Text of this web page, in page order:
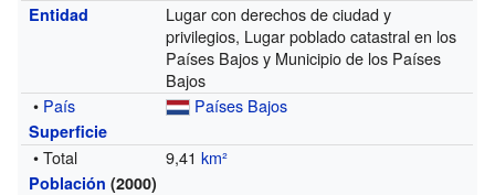
Entidad
Lugar con derechos de ciudad y
privilegios, Lugar poblado catastral en los
Países Bajos y Municipio de los Países
Bajos
• País Países Bajos
Superficie
• Total 9,41km²
Población (2000)